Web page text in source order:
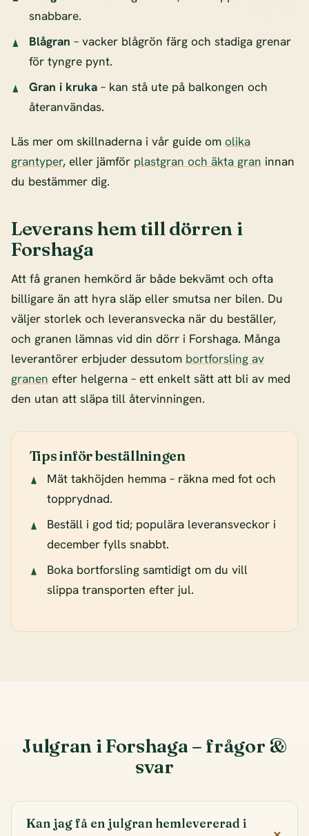
snabbare.
Blågran – vacker blågrön färg och stadiga grenar
för tyngre pynt.
Gran i kruka– kan stå ute på balkongen och
återanvändas.
Läs mer om skillnaderna i vår guide om olika
grantyper, eller jämför plastgran och äkta gran innan
du bestämmer dig.
Leverans hem till dörren i
Forshaga
Att få granen hemkörd är både bekvämt och ofta
billigare än att hyra släp eller smutsa ner bilen. Du
väljer storlek och leveransvecka när du beställer,
och granen lämnas vid din dörr i Forshaga. Många
leverantörer erbjuder dessutom bortforsling av
granen efter helgerna – ett enkelt sätt att bli av med
den utan att släpa till återvinningen.
Tips inför beställningen
Mät takhöjden hemma – räkna med fot och
topprydnad.
Beställ i god tid; populära leveransveckor i
december fylls snabbt.
Boka bortforsling samtidigt om du vill
slippa transporten efter jul.
Julgran i Forshaga – frågor &
svar
Kan jag få en julgran hemlevererad i